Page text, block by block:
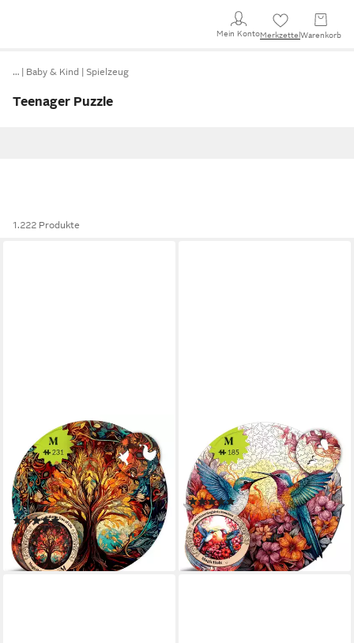
Mein KontoMerkzettel Warenkorb
… Baby & Kind Spielzeug
Teenager Puzzle
1.222 Produkte
MAGICHOLZ
Puzzle Herbstbaum des
Lebens Tree of Life
Holzpuzzle (2D), 212
Puzzleteile
(1)
ab 24,90 €
lieferbar - in 3-4 Werktagen bei dir
MAGICHOLZ
Puzzle Fröhliche Kolibris
Mandala Holzpuzzle (2D), 185
Puzzleteile
(1)
ab 24,90 €
lieferbar - in 3-4 Werktagen bei dir